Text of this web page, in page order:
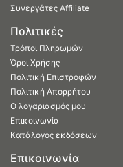
Συνεργάτες Affiliate
Πολιτικές
Τρόποι Πληρωμών
Όροι Χρήσης
Πολιτική Επιστροφών
Πολιτική Απορρήτου
Ο λογαριασμός μου
Επικοινωνία
Κατάλογος εκδόσεων
Επικοινωνία